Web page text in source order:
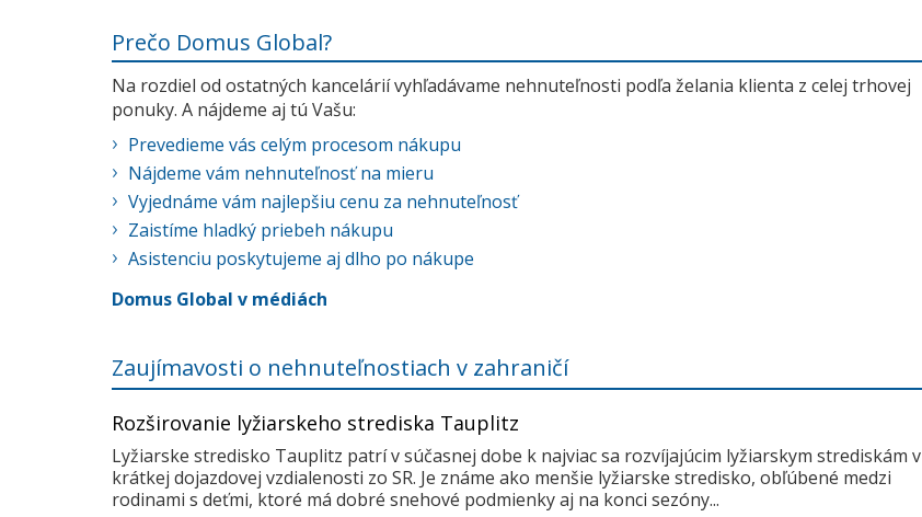
Prečo Domus Global?
Na rozdiel od ostatných kancelárií vyhľadávame nehnuteľnosti podľa želania klienta z celej trhovej
ponuky. A nájdeme aj tú Vašu:
Prevedieme vás celým procesom nákupu
Nájdeme vám nehnuteľnosť na mieru
Vyjednáme vám najlepšiu cenu za nehnuteľnosť
Zaistíme hladký priebeh nákupu
Asistenciu poskytujeme aj dlho po nákupe
Domus Global v médiách
Zaujímavosti o nehnuteľnostiach v zahraničí
Rozširovanie lyžiarskeho strediska Tauplitz
Lyžiarske stredisko Tauplitz patrí v súčasnej dobe k najviac sa rozvíjajúcim lyžiarskym strediskám v
krátkej dojazdovej vzdialenosti zo SR. Je známe ako menšie lyžiarske stredisko, obľúbené medzi
rodinami s deťmi, ktoré má dobré snehové podmienky aj na konci sezóny...